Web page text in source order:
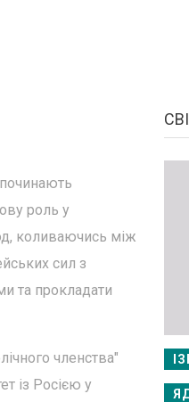
роль у
коливаючись між
сил з
та прокладати
членства"
із Росією у